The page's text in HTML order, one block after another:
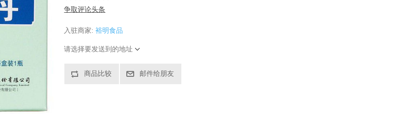
争取评论头条
入驻商家: 裕明食品
请选择要发送到的地址